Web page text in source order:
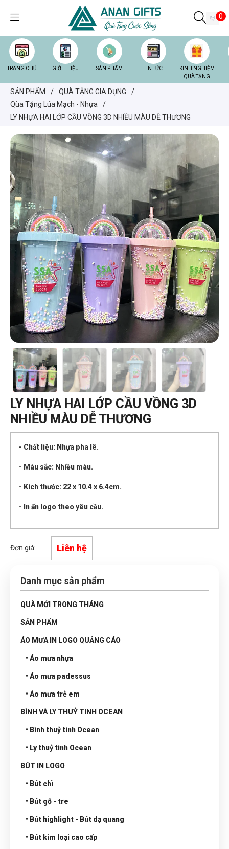
0
TRANG CHỦ GIỚI THIỆU SẢN PHẨM TIN TỨC
KINH NGHIỆM
QUÀ TẶNG
SẢN PHẨM / QUÀ TẶNG GIA DỤNG
/
Qùa Tặng Lúa Mạch - Nhựa
/
LY NHỰA HAI LỚP CẦU VỒNG 3D NHIỀU MÀU DỄ THƯƠNG
LY NHỰA HAI LỚP CẦU VỒNG 3D
NHIỀU MÀU DỄ THƯƠNG
- Chất liệu: Nhựa pha lê.
- Màu sắc: Nhiều màu.
- Kích thước: 22 x 10.4 x 6.4cm.
- In ấn logo theo yêu cầu.
Đơn giá: Liên hệ
Danh mục sản phẩm
QUÀ MỚI TRONG THÁNG
SẢN PHẨM
ÁO MƯA IN LOGO QUẢNG CÁO
• Áo mưa nhựa
• Áo mưa padessus
• Áo mưa trẻ em
BÌNH VÀ LY THUỶ TINH OCEAN
• Bình thuỷ tinh Ocean
• Ly thuỷ tinh Ocean
BÚT IN LOGO
• Bút chì
• Bút gỗ - tre
• Bút highlight - Bút dạ quang
• Bút kim loại cao cấp